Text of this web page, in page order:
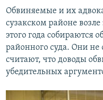
Обвиняемые и их
сузакском районе
этого года собираются
районного суда. Они не
считают, что доводы
убедительных